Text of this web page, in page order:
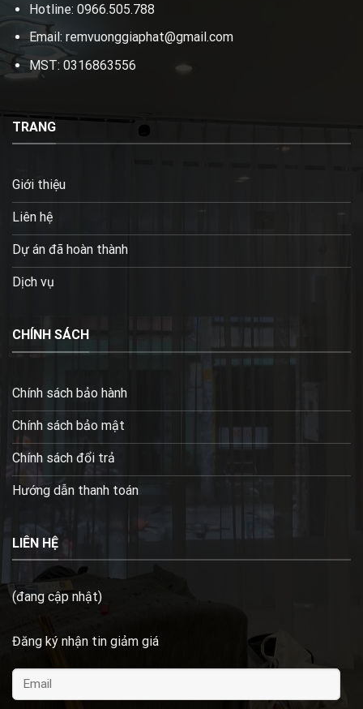
Hotline: 0966.505.788
Email: remvuonggiaphat@gmail.com
MST: 0316863556
TRANG
Giới thiệu
Liên hệ
Dự án đã hoàn thành
Dịch vụ
CHÍNH SÁCH
Chính sách bảo hành
Chính sách bảo mật
Chính sách đổi trả
Hướng dẫn thanh toán
LIÊN HỆ
(đang cập nhật)
Đăng ký nhận tin giảm giá